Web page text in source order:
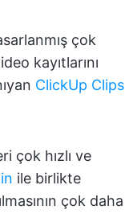
çok
kayıtlarını
ClickUp Clips
çok hızlı ve
ile birlikte
çok daha